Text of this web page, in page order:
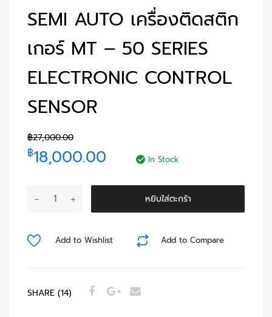
SEMI AUTO เครื่องติดสติก
เกอร์ MT – 50 SERIES
ELECTRONIC CONTROL
SENSOR
฿27,000.00
฿18,000.00 In Stock
หยิบใส่ตะกร้า
Add to Compare
Add to Wishlist
SHARE (14)